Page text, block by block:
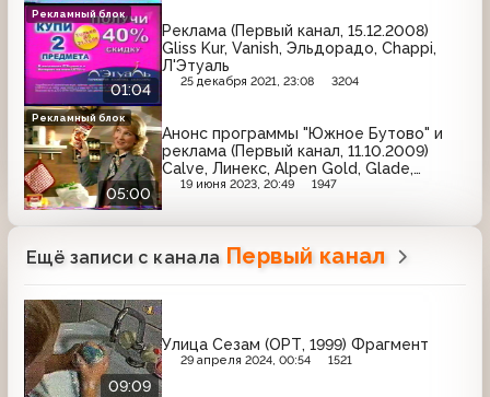
01:04
Реклама (Первый канал, 15.12.2008)
Gliss Kur, Vanish, Эльдорадо, Chappi,
Л'Этуаль
25 декабря 2021, 23:08 3204
Рекламный блок
05:00
Анонс программы "Южное Бутово" и
реклама (Первый канал, 11.10.2009)
Calve, Линекс, Alpen Gold, Glade,
Л'Этуаль, ВТБ24, Агуша, Арбидол,
19 июня 2023, 20:49 1947
Рекламный блок
Ещё записи с канала Первый канал
09:09
Улица Сезам (ОРТ, 1999) Фрагмент
29 апреля 2024, 00:54 1521